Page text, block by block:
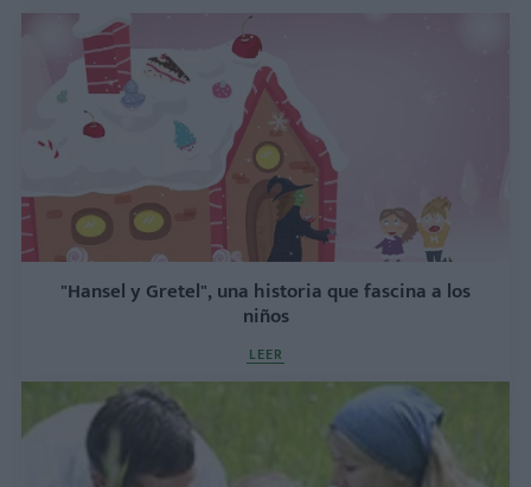
"Hansel y Gretel", una historia que fascina a los
niños
LEER